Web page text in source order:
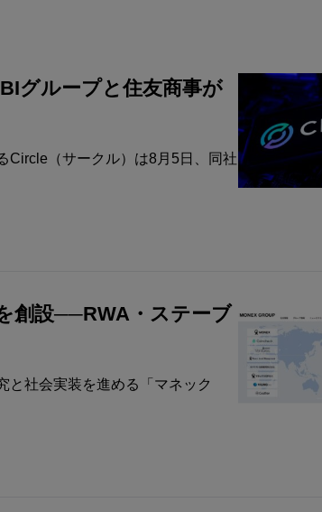
グループと住友商事が
Circle（サークル）は8月5日、同社
創設──RWA・ステーブ
と社会実装を進める「マネック